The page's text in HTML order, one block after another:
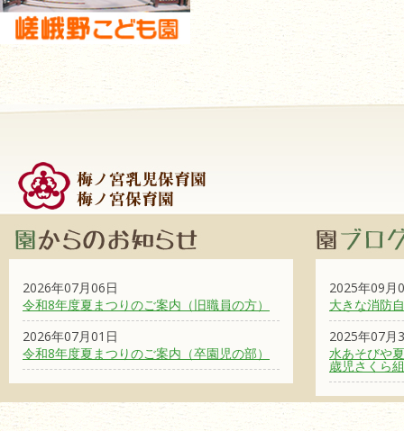
2026年07月06日
令和8年度夏まつりのご案内（旧職員の方）
2026年07月01日
令和8年度夏まつりのご案内（卒園児の部）
2025年09月
大きな消防
2025年07月
水あそびや
歳児さくら